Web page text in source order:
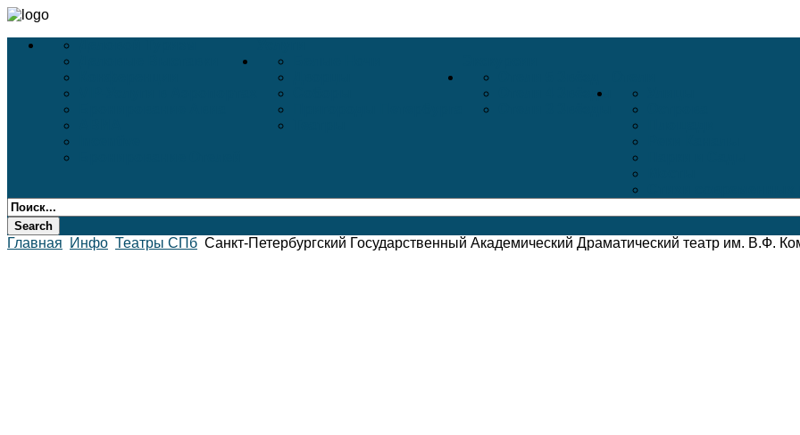
Отели 4 Звёзды
Главная Инфо Театры СПб Санкт-Петербургский Государственный Академический Драматический театр им. В.Ф.